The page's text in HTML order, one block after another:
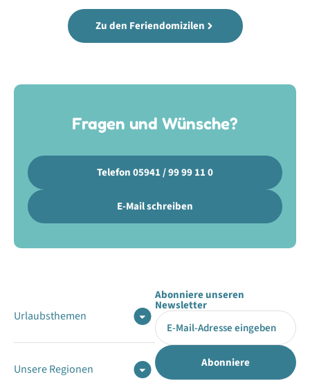
Zu den Feriendomizilen
Fragen und Wünsche?
Telefon 05941 / 99 99 11 0
E-Mail schreiben
Urlaubsthemen
Unsere Regionen
Abonniere unseren
Newsletter